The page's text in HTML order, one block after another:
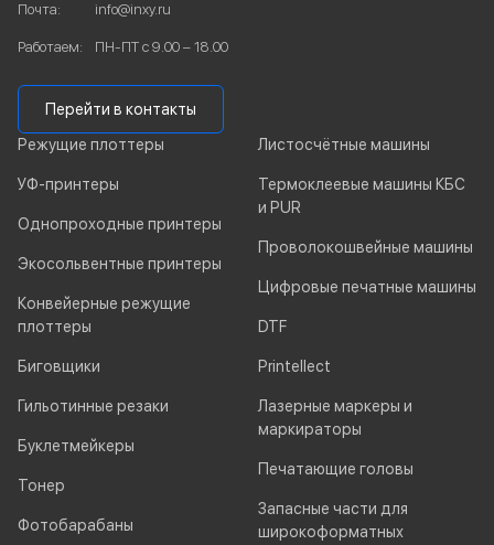
Режущие плоттеры
УФ-принтеры
Однопроходные принтеры
Экосольвентные принтеры
Конвейерные режущие
плоттеры
Биговщики
Гильотинные резаки
Буклетмейкеры
Тонер
Фотобарабаны
Листосчётные машины
Термоклеевые машины КБС
и PUR
Проволокошвейные машины
Цифровые печатные машины
DTF
Printellect
Лазерные маркеры и
маркираторы
Печатающие головы
Запасные части для
широкоформатных
Почта: info@inxy.ru
Работаем: ПН-ПТ с 9.00 – 18.00
Перейти в контакты